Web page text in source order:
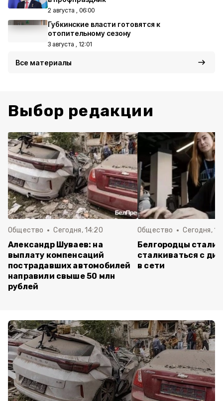
2 августа , 06:00
Губкинские власти готовятся к
отопительному сезону
3 августа , 12:01
Все материалы
Выбор редакции
Общество Сегодня, 14:20
Александр Шуваев: на
выплату компенсаций
пострадавших автомобилей
направили свыше 50 млн
рублей
Общество Сегодня,
Белгородцы стали
сталкиваться с
в сети